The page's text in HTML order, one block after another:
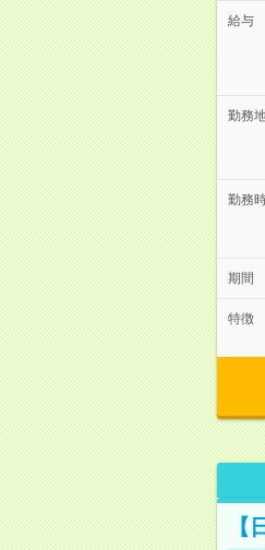
給与
勤務
勤務
期間
特徴